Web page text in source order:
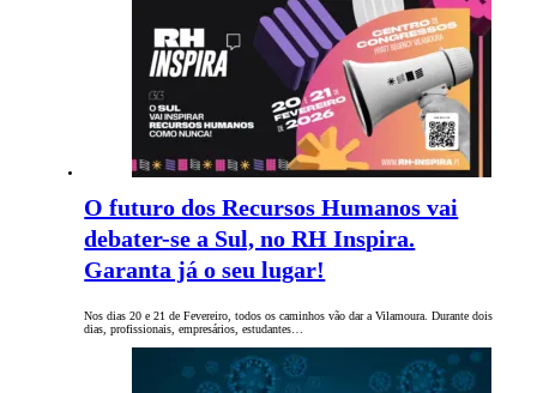
O futuro dos Recursos Humanos vai
debater-se a Sul, no RH Inspira.
Garanta já o seu lugar!
Nos dias 20 e 21 de Fevereiro, todos os caminhos vão dar a Vilamoura. Durante dois
dias, profissionais, empresários, estudantes…